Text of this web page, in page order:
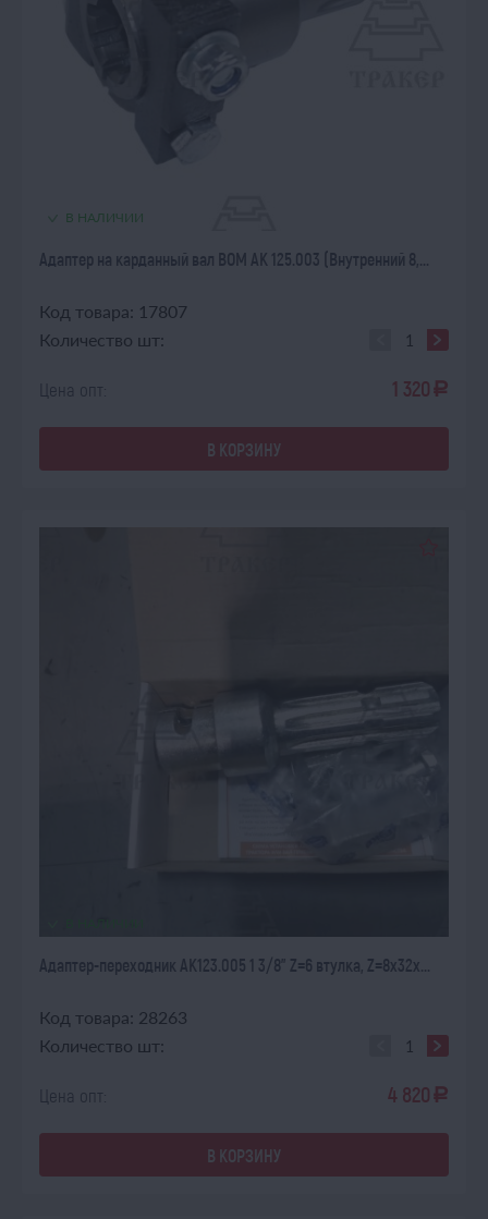
В НАЛИЧИИ
Адаптер на карданный вал ВОМ АК 125.003 (Внутренний 8,...
Код товара: 17807
Количество шт:
Цена опт: 1 320 a
В КОРЗИНУ
Адаптер-переходник АК123.005 1 3/8" Z=6 втулка, Z=8х32х...
Код товара: 28263
Количество шт:
Цена опт: 4 820 a
В КОРЗИНУ